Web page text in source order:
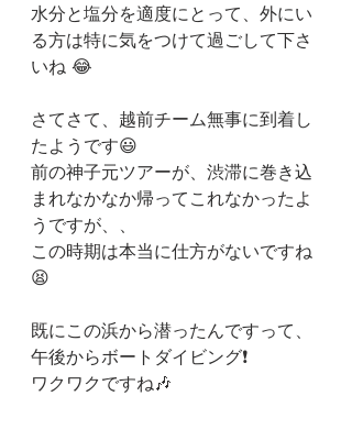
水分と塩分を適度にとって、外にい
る方は特に気をつけて過ごして下さ
いね 😂
さてさて、越前チーム無事に到着し
たようです😃
前の神子元ツアーが、渋滞に巻き込
まれなかなか帰ってこれなかったよ
うですが、、
この時期は本当に仕方がないですね
😫
既にこの浜から潜ったんですって、
午後からボートダイビング❗
ワクワクですね🎶